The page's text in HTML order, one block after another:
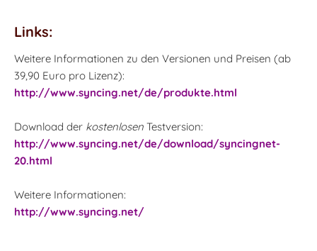
Links:
Weitere Informationen zu den Versionen und Preisen (ab
39,90 Euro pro Lizenz):
http://www.syncing.net/de/produkte.html
Download der kostenlosen Testversion:
http://www.syncing.net/de/download/syncingnet-
20.html
Weitere Informationen:
http://www.syncing.net/